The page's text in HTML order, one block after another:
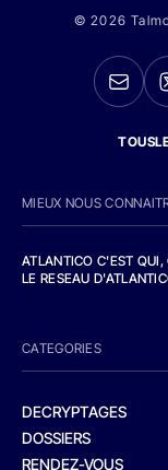
© 2026
MIEUX NOUS
ATLANTICO C'EST
LE RESEAU
CATEGORIES
DECRYPTAGES
DOSSIERS
RENDEZ-VOUS